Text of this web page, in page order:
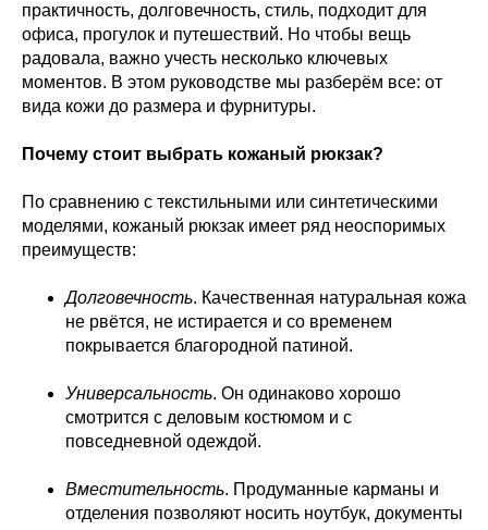
практичность, долговечность, стиль, подходит для
офиса, прогулок и путешествий. Но чтобы вещь
радовала, важно учесть несколько ключевых
моментов. В этом руководстве мы разберём все: от
вида кожи до размера и фурнитуры.
Почему стоит выбрать кожаный рюкзак?
По сравнению с текстильными или синтетическими
моделями, кожаный рюкзак имеет ряд неоспоримых
преимуществ:
Долговечность. Качественная натуральная кожа
не рвётся, не истирается и со временем
покрывается благородной патиной.
Универсальность. Он одинаково хорошо
смотрится с деловым костюмом и с
повседневной одеждой.
Вместительность. Продуманные карманы и
отделения позволяют носить ноутбук, документы